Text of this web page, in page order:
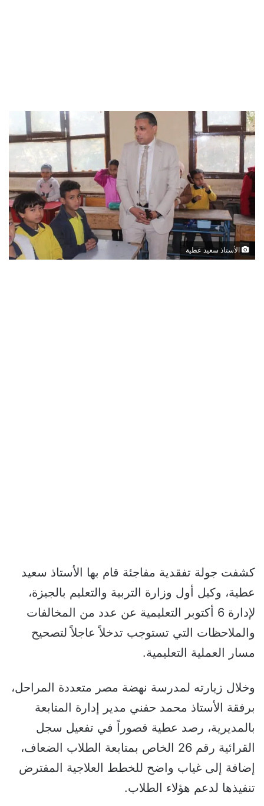
الأستاذ سعيد عطية
كشفت جولة تفقدية مفاجئة قام بها الأستاذ سعيد
عطية، وكيل أول وزارة التربية والتعليم بالجيزة،
لإدارة 6 أكتوبر التعليمية عن عدد من المخالفات
والملاحظات التي تستوجب تدخلاً عاجلاً لتصحيح
مسار العملية التعليمية.
وخلال زيارته لمدرسة نهضة مصر متعددة المراحل،
برفقة الأستاذ محمد حفني مدير إدارة المتابعة
بالمديرية، رصد عطية قصوراً في تفعيل سجل
القرائية رقم 26 الخاص بمتابعة الطلاب الضعاف،
إضافة إلى غياب واضح للخطط العلاجية المفترض
تنفيذها لدعم هؤلاء الطلاب.